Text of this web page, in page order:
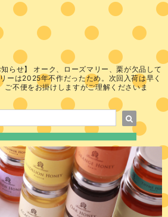
らせ】 オーク、ローズマリー、栗が欠品して
ーは2025年不作だったため。次回入荷は早く
不便をお掛けしますがご理解くださいま